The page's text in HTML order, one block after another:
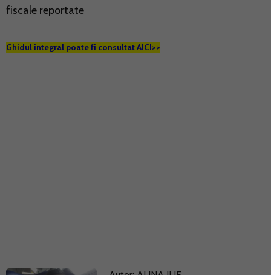
fiscale reportate
Ghidul integral poate fi consultat AICI>>